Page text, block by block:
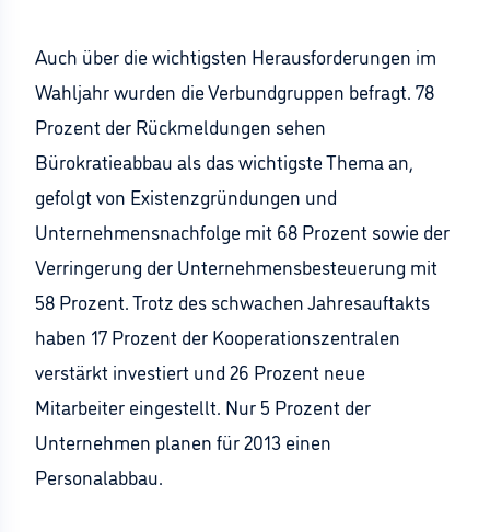
Auch über die wichtigsten Herausforderungen im
Wahljahr wurden die Verbundgruppen befragt. 78
Prozent der Rückmeldungen sehen
Bürokratieabbau als das wichtigste Thema an,
gefolgt von Existenzgründungen und
Unternehmensnachfolge mit 68 Prozent sowie der
Verringerung der Unternehmensbesteuerung mit
58 Prozent. Trotz des schwachen Jahresauftakts
haben 17 Prozent der Kooperationszentralen
verstärkt investiert und 26 Prozent neue
Mitarbeiter eingestellt. Nur 5 Prozent der
Unternehmen planen für 2013 einen
Personalabbau.